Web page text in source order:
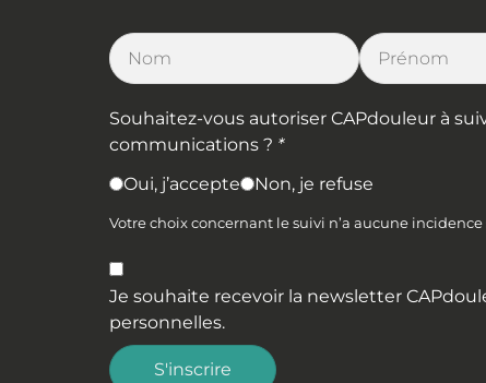
Souhaitez-vous autoriser CAPdouleur à
communications ? *
Oui, j’accepte
Non, je refuse
Votre choix concernant le suivi n’a aucune
Je souhaite recevoir la newsletter
personnelles.
S'inscrire